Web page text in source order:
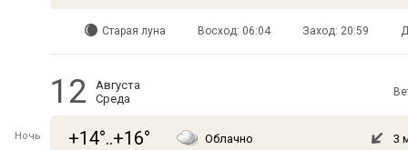
Старая луна Восход: 06:04 Заход: 20:59
12
Августа
Среда
Ночь +14°..+16° Облачно 3